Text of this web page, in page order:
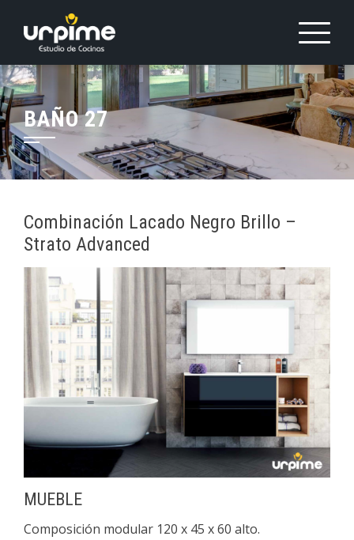
contenido
BAÑO 27
Combinación Lacado Negro Brillo –
Strato Advanced
MUEBLE
Composición modular 120 x 45 x 60 alto.